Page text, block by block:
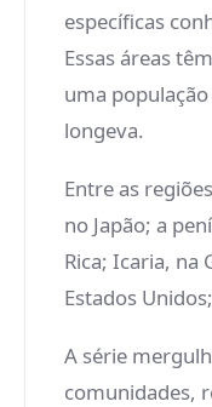
específicas
Essas áreas
uma
longeva.
Entre as
no Japão; a
Rica; Icaria, na
Estados
A série
comunidades,